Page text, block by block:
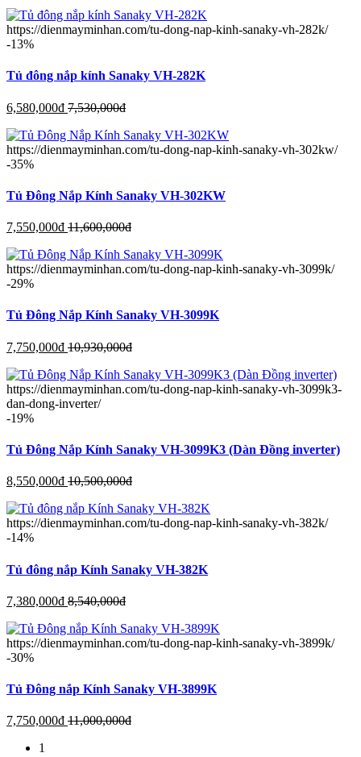
https://dienmayminhan.com/tu-dong-nap-kinh-sanaky-vh-282k/
-13%
Tủ đông nắp kính Sanaky VH-282K
6,580,000đ 7,530,000đ
https://dienmayminhan.com/tu-dong-nap-kinh-sanaky-vh-302kw/
-35%
Tủ Đông Nắp Kính Sanaky VH-302KW
7,550,000đ 11,600,000đ
https://dienmayminhan.com/tu-dong-nap-kinh-sanaky-vh-3099k/
-29%
Tủ Đông Nắp Kính Sanaky VH-3099K
7,750,000đ 10,930,000đ
https://dienmayminhan.com/tu-dong-nap-kinh-sanaky-vh-3099k3-
dan-dong-inverter/
-19%
Tủ Đông Nắp Kính Sanaky VH-3099K3 (Dàn Đồng inverter)
8,550,000đ 10,500,000đ
https://dienmayminhan.com/tu-dong-nap-kinh-sanaky-vh-382k/
-14%
Tủ đông nắp Kính Sanaky VH-382K
7,380,000đ 8,540,000đ
https://dienmayminhan.com/tu-dong-nap-kinh-sanaky-vh-3899k/
-30%
Tủ Đông nắp Kính Sanaky VH-3899K
7,750,000đ 11,000,000đ
1